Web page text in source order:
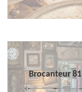
Brocanteur 81